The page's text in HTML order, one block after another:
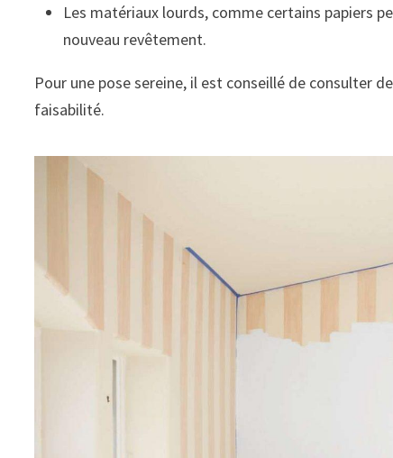
Les matériaux lourds, comme certains papiers
nouveau revêtement.
Pour une pose sereine, il est conseillé de consulter
faisabilité.